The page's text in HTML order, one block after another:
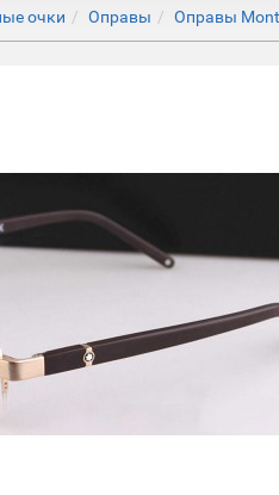
очки Оправы Оправы